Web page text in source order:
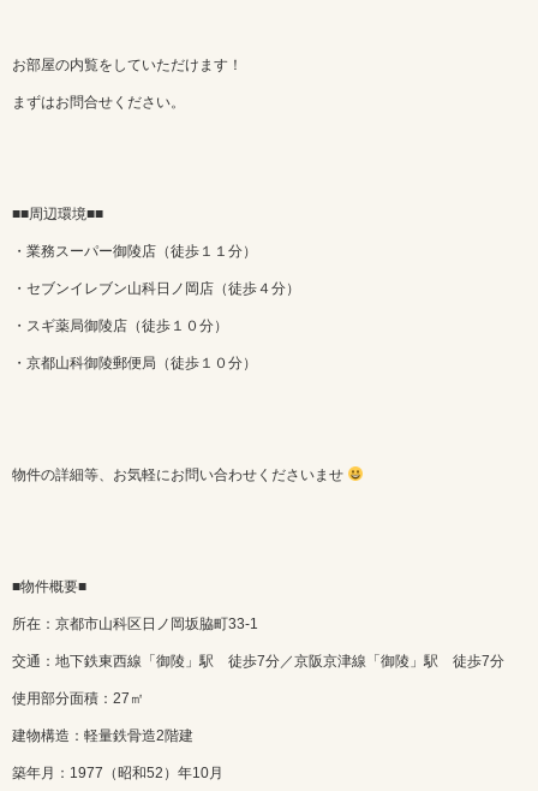
お部屋の内覧をしていただけます！
まずはお問合せください。
■■周辺環境■■
・業務スーパー御陵店（徒歩１１分）
・セブンイレブン山科日ノ岡店（徒歩４分）
・スギ薬局御陵店（徒歩１０分）
・京都山科御陵郵便局（徒歩１０分）
物件の詳細等、お気軽にお問い合わせくださいませ
■物件概要■
所在：京都市山科区日ノ岡坂脇町33-1
交通：地下鉄東西線「御陵」駅 徒歩7分／京阪京津線「御陵」駅 徒歩7分
使用部分面積：27㎡
建物構造：軽量鉄骨造2階建
築年月：1977（昭和52）年10月